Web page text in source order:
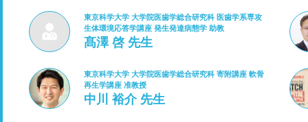
東京科学大学 大学院医歯学総合研究科 医歯学系専攻
生体環境応答学講座 発生発達病態学 助教
髙澤 啓 先生
東京科学大学 大学院医歯学総合研究科 寄附講座 軟骨
再生学講座 准教授
中川 裕介 先生